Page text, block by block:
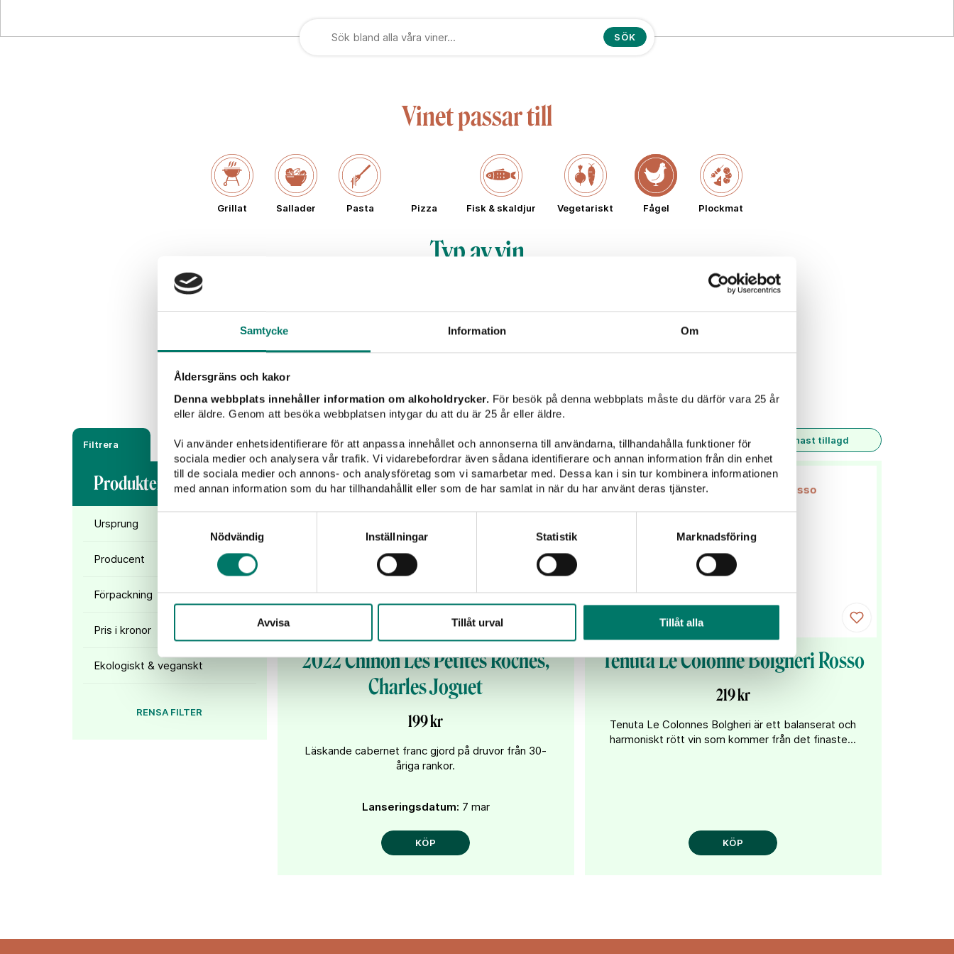
Samtycke Information Om
Åldersgräns och kakor
Denna webbplats innehåller information om alkoholdrycker. För besök på denna webbplats måste du därför vara 25 år
eller äldre. Genom att besöka webbplatsen intygar du att du är 25 år eller äldre.
Vi använder enhetsidentifierare för att anpassa innehållet och annonserna till användarna, tillhandahålla funktioner för
sociala medier och analysera vår trafik. Vi vidarebefordrar även sådana identifierare och annan information från din enhet
till de sociala medier och annons- och analysföretag som vi samarbetar med. Dessa kan i sin tur kombinera informationen
med annan information som du har tillhandahållit eller som de har samlat in när du har använt deras tjänster.
Nödvändig
Inställningar Statistik Marknadsföring
Avvisa Tillåt urval Tillåt alla
SÖK
Vinet passar till
Grillat Sallader Pasta Pizza Fisk & skaldjur Vegetariskt Fågel Plockmat
Typ av vin
Cabernet Franc
Filtrera
Produkter ( 2)
Ursprung
Producent
Förpackning
Pris i kronor
Ekologiskt & veganskt
RENSA FILTER
Senast tillagd
2022 Chinon Les Petites Roches,
Charles Joguet
199 kr
Läskande cabernet franc gjord på druvor från 30-
åriga rankor.
Lanseringsdatum: 7 mar
KÖP
Tenuta Le Colonne Bolgheri Rosso
219 kr
Tenuta Le Colonnes Bolgheri är ett balanserat och
harmoniskt rött vin som kommer från det finaste...
KÖP